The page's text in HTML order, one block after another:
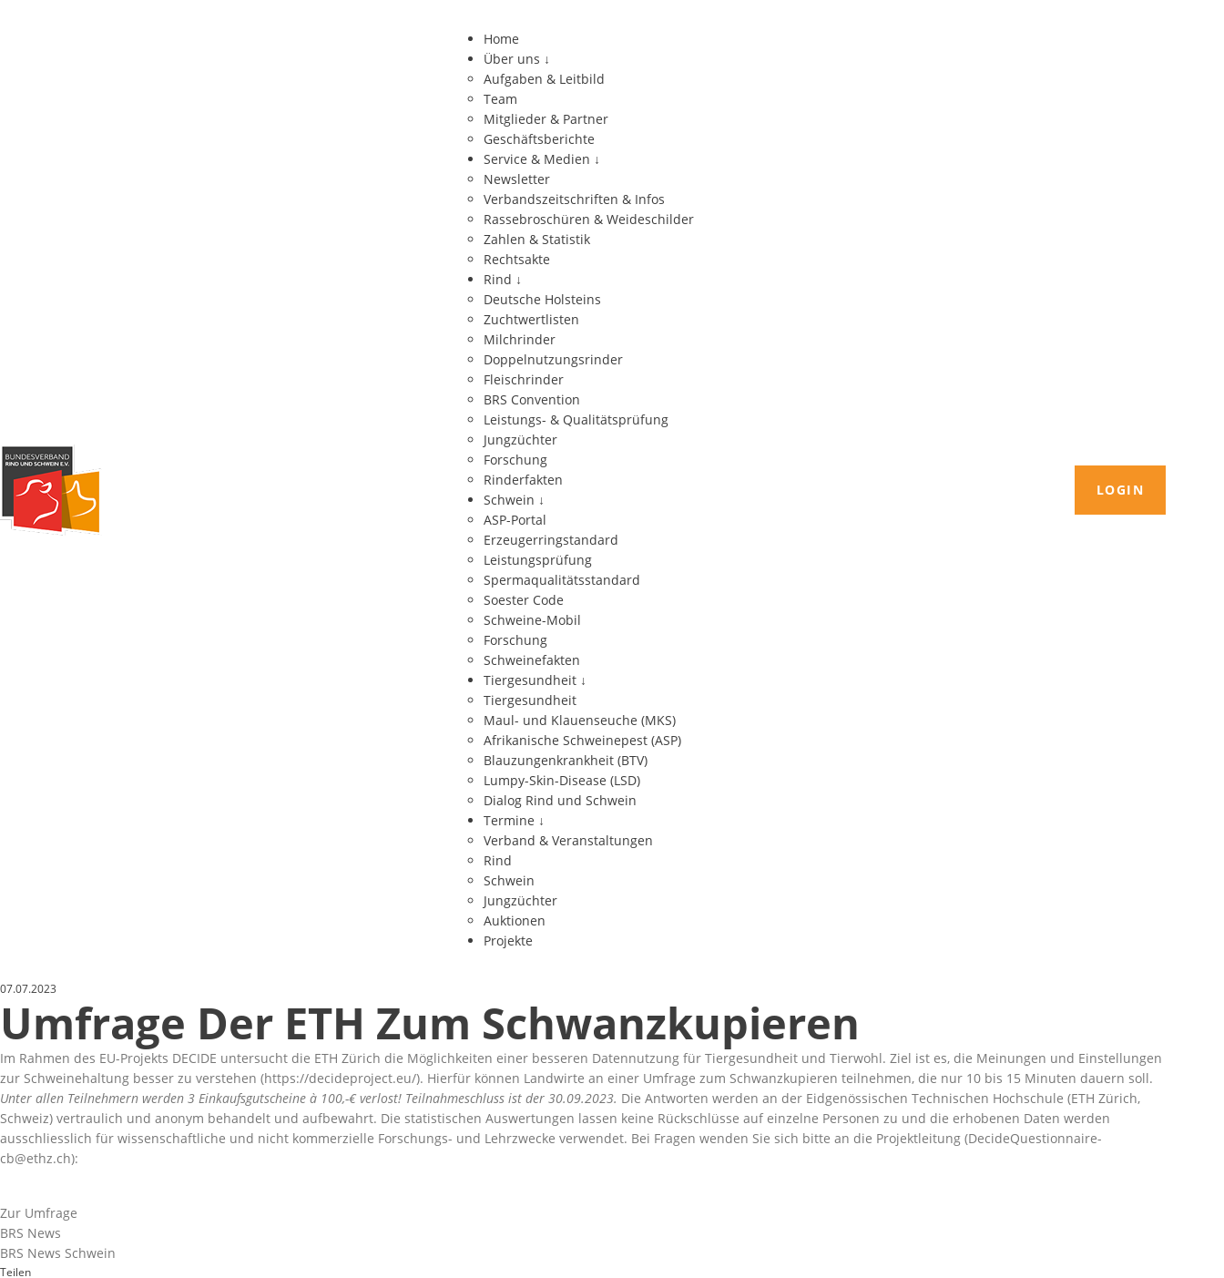
Home
Über uns ↓
Aufgaben & Leitbild
Team
Mitglieder & Partner
Geschäftsberichte
Service & Medien ↓
Newsletter
Verbandszeitschriften & Infos
Rassebroschüren & Weideschilder
Zahlen & Statistik
Rechtsakte
Rind ↓
Deutsche Holsteins
Zuchtwertlisten
Milchrinder
Doppelnutzungsrinder
Fleischrinder
BRS Convention
Leistungs- & Qualitätsprüfung
Jungzüchter
Forschung
Rinderfakten
Schwein ↓
ASP-Portal
Erzeugerringstandard
Leistungsprüfung
Spermaqualitätsstandard
Soester Code
Schweine-Mobil
Forschung
Schweinefakten
Tiergesundheit ↓
Tiergesundheit
Maul- und Klauenseuche (MKS)
Afrikanische Schweinepest (ASP)
Blauzungenkrankheit (BTV)
Lumpy-Skin-Disease (LSD)
Dialog Rind und Schwein
Termine ↓
Verband & Veranstaltungen
Rind
Schwein
Jungzüchter
Auktionen
Projekte
LOGIN
07.07.2023
Umfrage Der ETH Zum Schwanzkupieren
Im Rahmen des EU-Projekts DECIDE untersucht die ETH Zürich die Möglichkeiten einer besseren Datennutzung für Tiergesundheit und Tierwohl. Ziel ist es, die Meinungen und Einstellungen
zur Schweinehaltung besser zu verstehen (https://decideproject.eu/). Hierfür können Landwirte an einer Umfrage zum Schwanzkupieren teilnehmen, die nur 10 bis 15 Minuten dauern soll.
Unter allen Teilnehmern werden 3 Einkaufsgutscheine à 100,-€ verlost! Teilnahmeschluss ist der 30.09.2023. Die Antworten werden an der Eidgenössischen Technischen Hochschule (ETH Zürich,
Schweiz) vertraulich und anonym behandelt und aufbewahrt. Die statistischen Auswertungen lassen keine Rückschlüsse auf einzelne Personen zu und die erhobenen Daten werden
ausschliesslich für wissenschaftliche und nicht kommerzielle Forschungs- und Lehrzwecke verwendet. Bei Fragen wenden Sie sich bitte an die Projektleitung (DecideQuestionnaire-
cb@ethz.ch):
Zur Umfrage
BRS News
BRS News Schwein
Teilen